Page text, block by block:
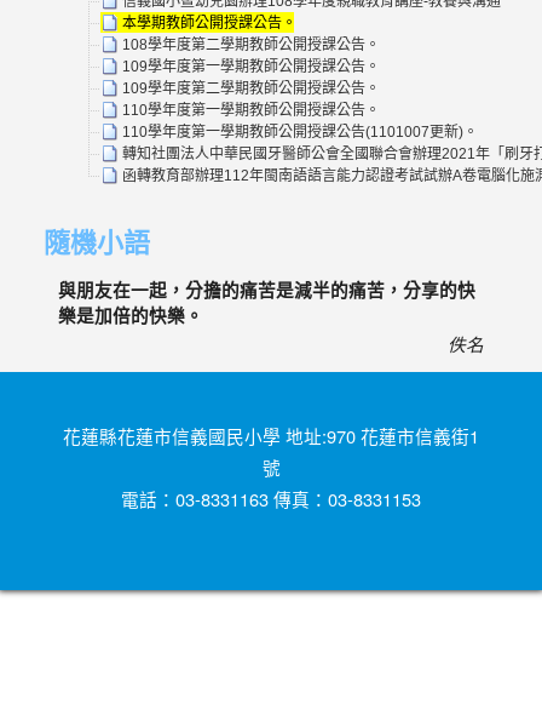
本學期教師公開授課公告。
108學年度第二學期教師公開授課公告。
109學年度第一學期教師公開授課公告。
109學年度第二學期教師公開授課公告。
110學年度第一學期教師公開授課公告。
110學年度第一學期教師公開授課公告(1101007更新)。
轉知社團法人中華民國牙醫師公會全國聯合會辦理2021年「刷牙
函轉教育部辦理112年閩南語語言能力認證考試試辦A卷電腦化
隨機小語
與朋友在一起，分擔的痛苦是減半的痛苦，分享的快
樂是加倍的快樂。
佚名
花蓮縣花蓮市信義國民小學 地址:970 花蓮市信義街1
號
電話：03-8331163 傳真：03-8331153